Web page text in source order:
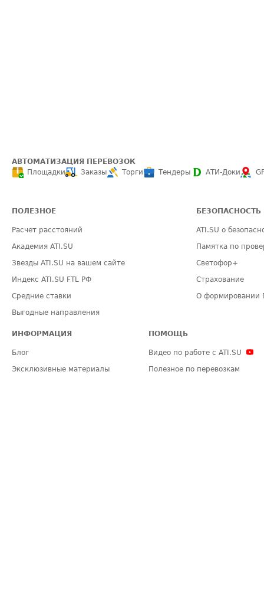
АВТОМАТИЗАЦИЯ ПЕРЕВОЗОК
Площадки
Заказы Торги Тендеры АТИ-Доки
ПОЛЕЗНОЕ
Расчет расстояний
Академия ATI.SU
Звезды ATI.SU на вашем сайте
Индекс ATI.SU FTL РФ
Средние ставки
Выгодные направления
БЕЗОПАСНОСТЬ
ATI.SU о
Памятка по
Светофор+
Страхование
О формировании
ИНФОРМАЦИЯ
Блог
Эксклюзивные материалы
ПОМОЩЬ
Видео по работе с ATI.SU
Полезное по перевозкам